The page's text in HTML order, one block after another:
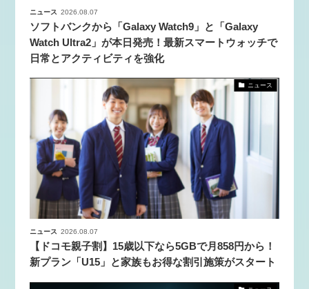
ニュース 2026.08.07
ソフトバンクから「Galaxy Watch9」と「Galaxy
Watch Ultra2」が本日発売！最新スマートウォッチで
日常とアクティビティを強化
ニュース
ニュース 2026.08.07
【ドコモ親子割】15歳以下なら5GBで月858円から！
新プラン「U15」と家族もお得な割引施策がスタート